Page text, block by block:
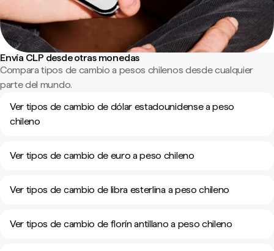
Envía CLP desde otras monedas
Compara tipos de cambio a pesos chilenos desde cualquier
parte del mundo.
Ver tipos de cambio de dólar estadounidense a peso
chileno
Ver tipos de cambio de euro a peso chileno
Ver tipos de cambio de libra esterlina a peso chileno
Ver tipos de cambio de florín antillano a peso chileno